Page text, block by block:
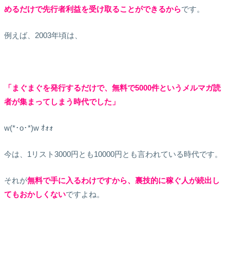
めるだけで先行者利益を受け取ることができるからです。
例えば、2003年頃は、
「まぐまぐを発行するだけで、無料で5000件というメルマガ読
者が集まってしまう時代でした」
w(*･o･*)w ｵｫｫ
今は、1リスト3000円とも10000円とも言われている時代です。
それが無料で手に入るわけですから、裏技的に稼ぐ人が続出し
てもおかしくないですよね。